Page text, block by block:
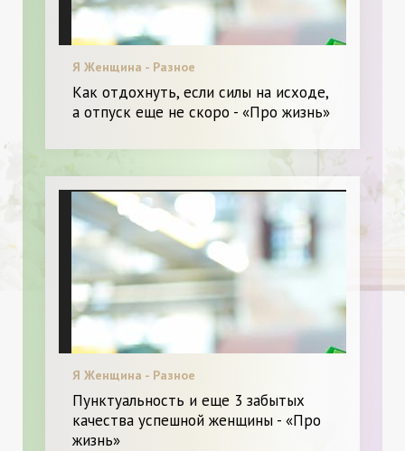
Я Женщина - Разное
Как отдохнуть, если силы на исходе,
а отпуск еще не скоро - «Про жизнь»
Я Женщина - Разное
Пунктуальность и еще 3 забытых
качества успешной женщины - «Про
жизнь»